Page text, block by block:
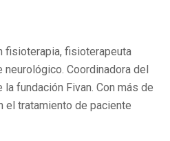
fisioterapia, fisioterapeuta
Coordinadora del
fundación Fivan. Con más de
el tratamiento de paciente